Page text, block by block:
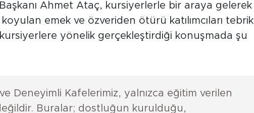
Ahmet Ataç, kursiyerlerle bir araya gelerek
emek ve özveriden ötürü katılımcıları tebrik
yönelik gerçekleştirdiği konuşmada şu
Deneyimli Kafelerimiz, yalnızca eğitim verilen
Buralar; dostluğun kurulduğu,